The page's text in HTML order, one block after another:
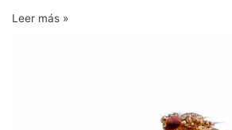
Leer más »